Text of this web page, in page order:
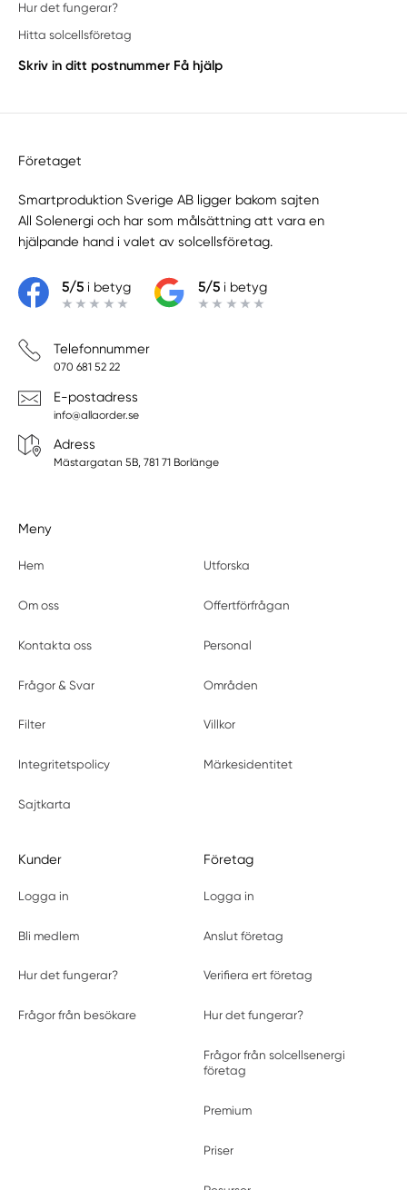
Hur det fungerar?
Hitta solcellsföretag
Skriv in ditt postnummer Få hjälp
Företaget
Smartproduktion Sverige AB ligger bakom sajten
All Solenergi och har som målsättning att vara en
hjälpande hand i valet av solcellsföretag.
5/5i betyg 5/5i betyg
Telefonnummer
070 681 52 22
E-postadress
info@allaorder.se
Adress
Mästargatan 5B, 781 71 Borlänge
Meny
Hem Utforska
Om oss Offertförfrågan
Kontakta oss Personal
Frågor & Svar Områden
Filter Villkor
Integritetspolicy Märkesidentitet
Sajtkarta
Kunder
Logga in
Bli medlem
Hur det fungerar?
Frågor från besökare
Företag
Logga in
Anslut företag
Verifiera ert företag
Hur det fungerar?
Frågor från solcellsenergi
företag
Premium
Priser